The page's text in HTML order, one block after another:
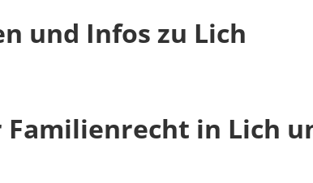
und Infos zu Lich
Familienrecht in Lich